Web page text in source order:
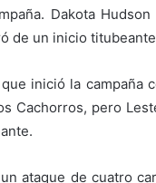
Dakota
de un inicio
inició la campaña
Cachorros, pero
ataque de cuatro